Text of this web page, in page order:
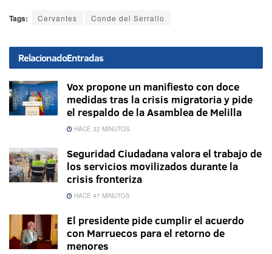
Tags: Cervantes Conde del Serrallo
RelacionadoEntradas
Vox propone un manifiesto con doce
medidas tras la crisis migratoria y pide
el respaldo de la Asamblea de Melilla
HACE 32 MINUTOS
Seguridad Ciudadana valora el trabajo de
los servicios movilizados durante la
crisis fronteriza
HACE 47 MINUTOS
El presidente pide cumplir el acuerdo
con Marruecos para el retorno de
menores